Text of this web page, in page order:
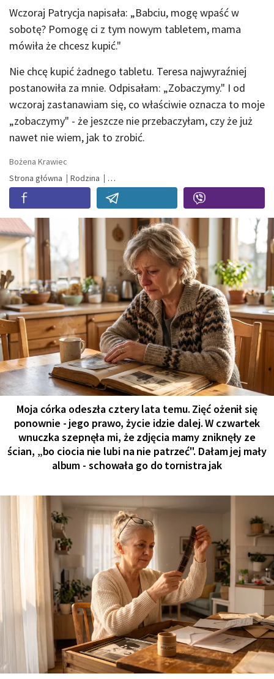
Wczoraj Patrycja napisała: „Babciu, mogę wpaść w
sobotę? Pomogę ci z tym nowym tabletem, mama
mówiła że chcesz kupić."
Nie chcę kupić żadnego tabletu. Teresa najwyraźniej
postanowiła za mnie. Odpisałam: „Zobaczymy." I od
wczoraj zastanawiam się, co właściwie oznacza to moje
„zobaczymy" - że jeszcze nie przebaczyłam, czy że już
nawet nie wiem, jak to zrobić.
Bożena Krawiec
Strona główna
Rodzina
Moja córka odeszła cztery lata temu. Zięć ożenił się
ponownie - jego prawo, życie idzie dalej. W czwartek
wnuczka szepnęła mi, że zdjęcia mamy zniknęły ze
ścian, „bo ciocia nie lubi na nie patrzeć". Dałam jej mały
album - schowała go do tornistra jak